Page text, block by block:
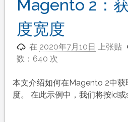
Magento 2：
度宽度
在 2020年7月10日 上张贴
数：640 次
本文介绍如何在Magento 2中获
度。 在此示例中，我们将按id